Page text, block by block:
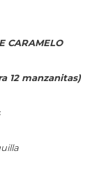
CARAMELO
12 manzanitas)